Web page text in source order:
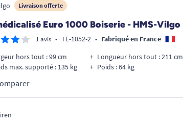
Livraison offerte
Euro 1000 Boiserie - HMS-Vilgo
1 avis • TE-1052-2 • Fabriqué en France
hors tout : 99 cm
Poids max. supporté : 135 kg
Longueur hors tout : 211 cm
Poids : 64 kg